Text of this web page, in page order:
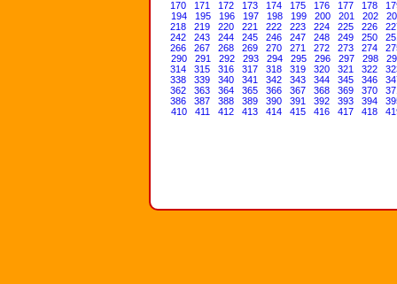
170
171 172 173 174 175 176 177 178
194
195 196 197 198 199 200 201 202
218
219 220 221 222 223 224 225 226
242
243 244 245 246 247 248 249 250
266
267 268 269 270 271 272 273 274
290
291 292 293 294 295 296 297 298
314
315 316 317 318 319 320 321 322
338
339 340 341 342 343 344 345 346
362
363 364 365 366 367 368 369 370
386
387 388 389 390 391 392 393 394
410
411 412 413 414 415 416 417 418